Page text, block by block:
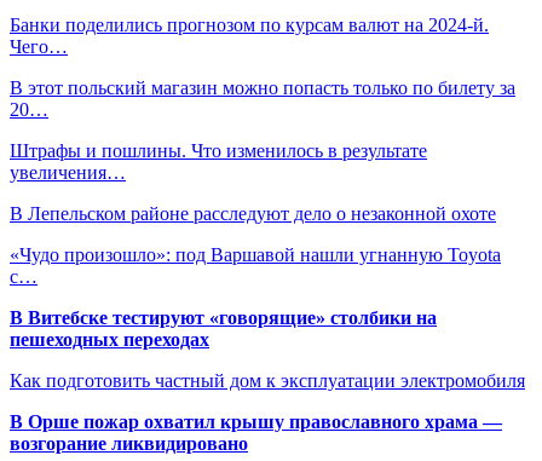
Банки поделились прогнозом по курсам валют на 2024-й.
Чего…
В этот польский магазин можно попасть только по билету за
20…
Штрафы и пошлины. Что изменилось в результате
увеличения…
В Лепельском районе расследуют дело о незаконной охоте
«Чудо произошло»: под Варшавой нашли угнанную Toyota
с…
В Витебске тестируют «говорящие» столбики на
пешеходных переходах
Как подготовить частный дом к эксплуатации электромобиля
В Орше пожар охватил крышу православного храма —
возгорание ликвидировано